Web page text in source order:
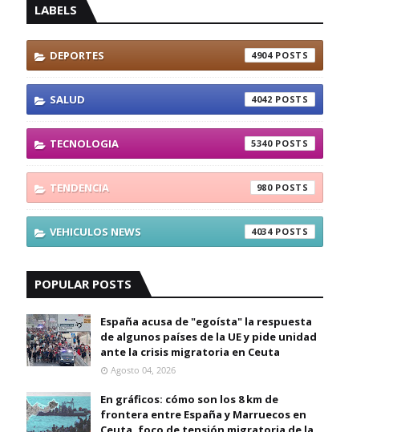
LABELS
DEPORTES 4904
SALUD 4042
TECNOLOGIA 5340
TENDENCIA 980
VEHICULOS NEWS 4034
POPULAR POSTS
España acusa de "egoísta" la respuesta
de algunos países de la UE y pide unidad
ante la crisis migratoria en Ceuta
Agosto 04, 2026
En gráficos: cómo son los 8 km de
frontera entre España y Marruecos en